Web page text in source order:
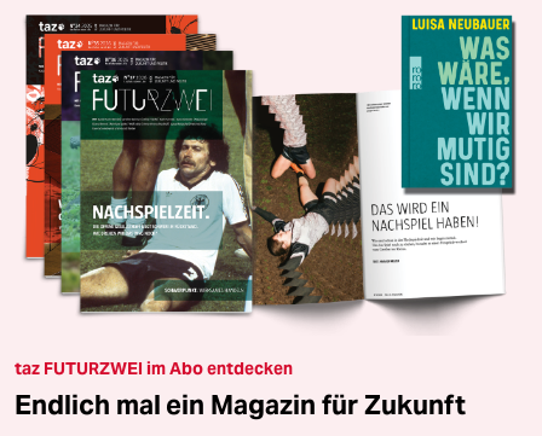
taz FUTURZWEI im Abo entdecken
Endlich mal ein Magazin für Zukunft